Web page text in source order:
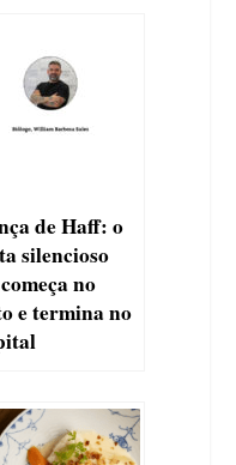
de Haff: o
silencioso
no
e termina no